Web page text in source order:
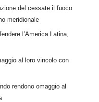
del cessate il fuoco
meridionale
l’America Latina,
al loro vincolo con
rendono omaggio al